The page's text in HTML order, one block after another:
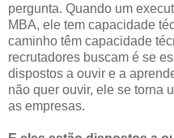
pergunta. Quando um
MBA, ele tem capacidade
caminho têm capacidade
recrutadores buscam é se
dispostos a ouvir e a
não quer ouvir, ele se torna
as empresas.